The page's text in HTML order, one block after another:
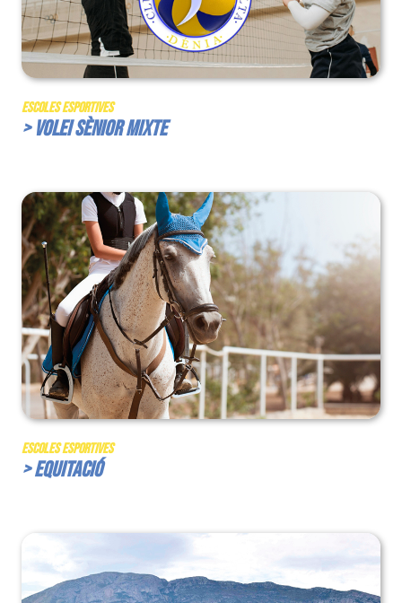
Escoles Esportives
> Volei Sènior Mixte
Escoles Esportives
> Equitació